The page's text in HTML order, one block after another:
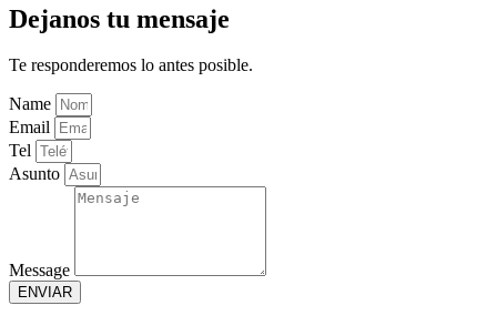
Dejanos tu mensaje
Te responderemos lo antes posible.
Name
Email
Tel
Asunto
Message
ENVIAR